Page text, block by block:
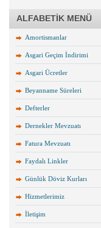
ALFABETİK MENÜ
Amortismanlar
Asgari Geçim İndirimi
Asgari Ücretler
Beyanname Süreleri
Defterler
Dernekler Mevzuatı
Fatura Mevzuatı
Faydalı Linkler
Günlük Döviz Kurları
Hizmetlerimiz
İletişim